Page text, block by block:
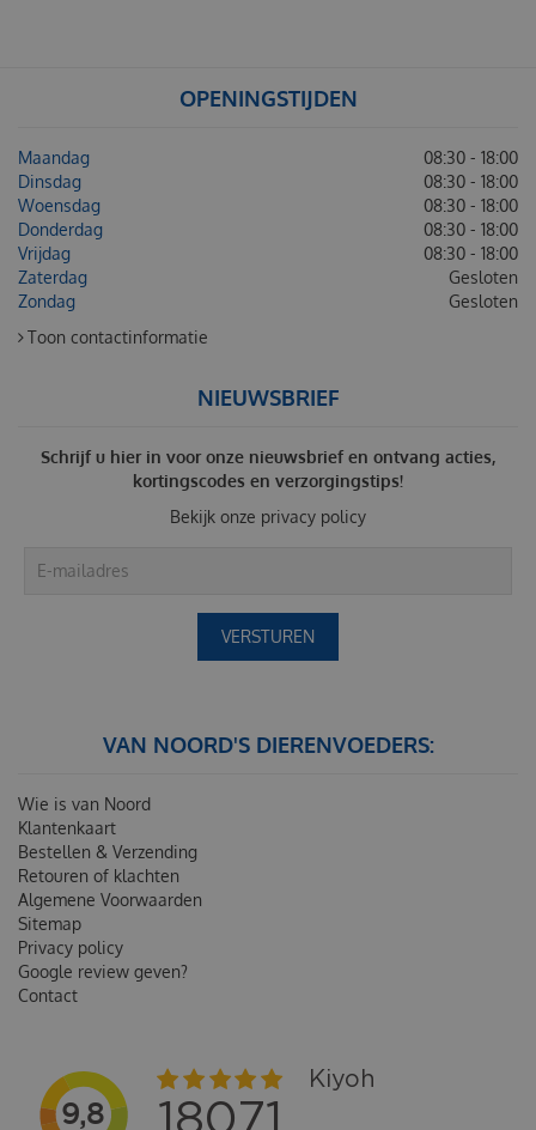
OPENINGSTIJDEN
Maandag
08:30 - 18:00
Dinsdag
08:30 - 18:00
Woensdag
08:30 - 18:00
Donderdag
08:30 - 18:00
Vrijdag
08:30 - 18:00
Zaterdag
Gesloten
Zondag
Gesloten
Toon contactinformatie
NIEUWSBRIEF
Schrijf u hier in voor onze nieuwsbrief en ontvang acties,
kortingscodes en verzorgingstips!
Bekijk onze privacy policy
VAN NOORD'S DIERENVOEDERS:
Wie is van Noord
Klantenkaart
Bestellen & Verzending
Retouren of klachten
Algemene Voorwaarden
Sitemap
Privacy policy
Google review geven?
Contact